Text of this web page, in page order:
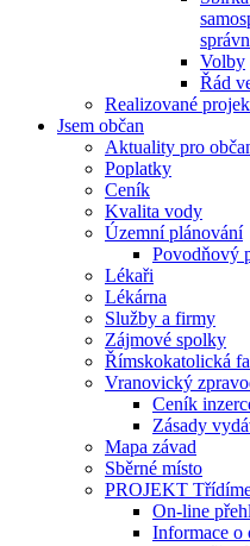
Volby
Řád
Realizované
Jsem občan
Aktuality pro
Poplatky
Ceník
Kvalita vody
Územní plánování
Povodňový
Lékaři
Lékárna
Služby a firmy
Zájmové spolky
Římskokatolická
Vranovický
Ceník
Zásady
Mapa závad
Sběrné místo
PROJEKT
On-line
Informace o